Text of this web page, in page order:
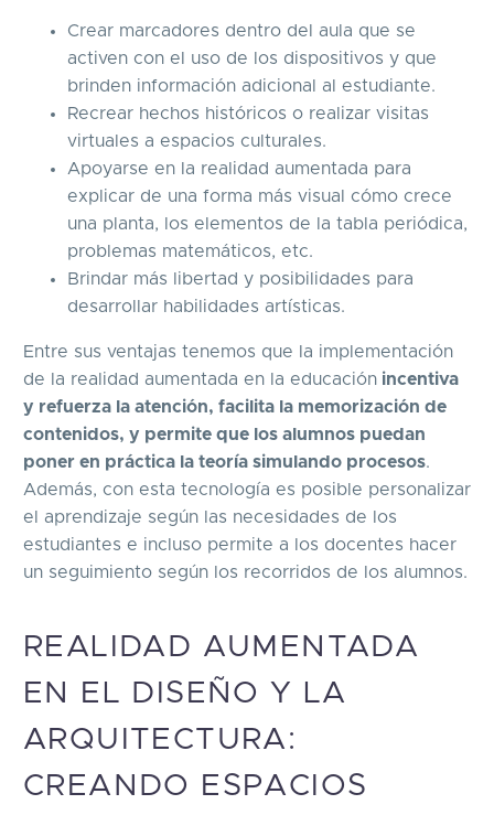
Crear marcadores dentro del aula que se
activen con el uso de los dispositivos y que
brinden información adicional al estudiante.
Recrear hechos históricos o realizar visitas
virtuales a espacios culturales.
Apoyarse en la realidad aumentada para
explicar de una forma más visual cómo crece
una planta, los elementos de la tabla periódica,
problemas matemáticos, etc.
Brindar más libertad y posibilidades para
desarrollar habilidades artísticas.
Entre sus ventajas tenemos que la implementación
de la realidad aumentada en la educación incentiva
y refuerza la atención, facilita la memorización de
contenidos, y permite que los alumnos puedan
poner en práctica la teoría simulando procesos.
Además, con esta tecnología es posible personalizar
el aprendizaje según las necesidades de los
estudiantes e incluso permite a los docentes hacer
un seguimiento según los recorridos de los alumnos.
REALIDAD AUMENTADA
EN EL DISEÑO Y LA
ARQUITECTURA:
CREANDO ESPACIOS